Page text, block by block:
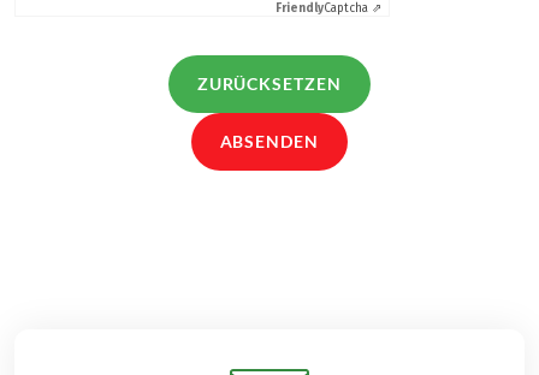
FriendlyCaptcha ⇗
ZURÜCKSETZEN
ABSENDEN